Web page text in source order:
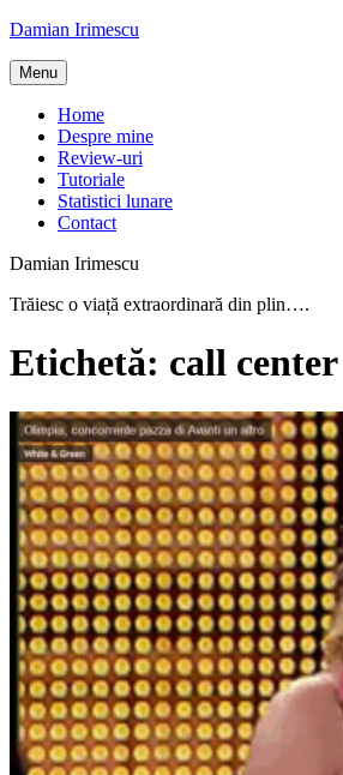
Skip
content
Damian Irimescu
Menu
Home
Despre mine
Review-uri
Tutoriale
Statistici lunare
Contact
Damian Irimescu
Trăiesc o viață extraordinară din plin….
Etichetă: call center